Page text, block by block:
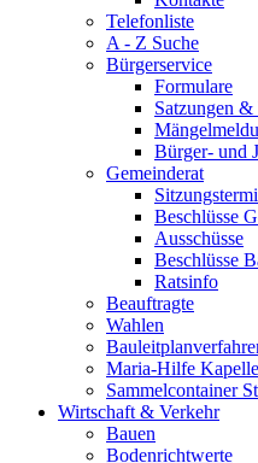
Telefonliste
A - Z Suche
Bürgerservice
Formulare
Satzungen
Bürger- und
Gemeinderat
Beschlüsse
Ausschüsse
Beschlüsse
Ratsinfo
Beauftragte
Wahlen
Maria-Hilfe
Sammelcontainer
Wirtschaft & Verkehr
Bauen
Bodenrichtwerte